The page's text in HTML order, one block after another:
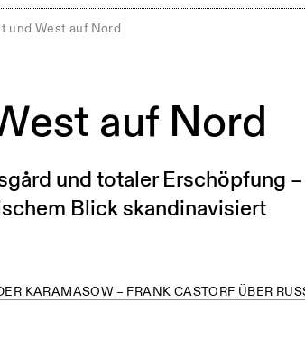
und West auf Nord
auf Nord
und totaler Erschöpfung –
Blick skandinavisiert
KARAMASOW – FRANK CASTORF ÜBER